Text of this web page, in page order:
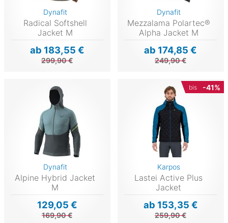
Dynafit
Radical Softshell
Jacket M
ab 183,55 €
299,90 €
Dynafit
Mezzalama Polartec®
Alpha Jacket M
ab 174,85 €
249,90 €
Dynafit
Alpine Hybrid Jacket
M
129,05 €
169,90 €
bis -41%
Karpos
Lastei Active Plus
Jacket
ab 153,35 €
259,90 €